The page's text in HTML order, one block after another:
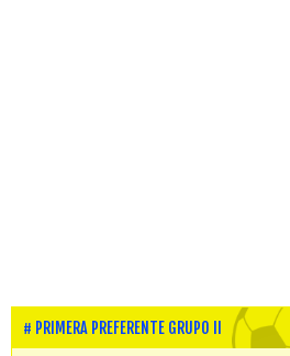
PRIMERA PREFERENTE GRUPO II